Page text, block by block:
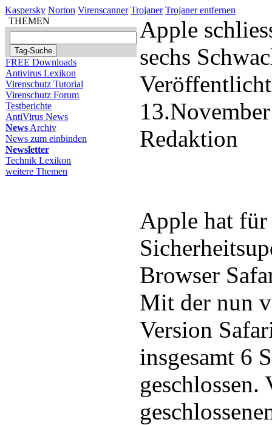
Kaspersky Norton Virenscanner Trojaner Trojaner entfernen
THEMEN
FREE Downloads
Antivirus Lexikon
Virenschutz Tutorial
Virenschutz Forum
Testberichte
AntiVirus News
News Archiv
News zum einbinden
Newsletter
Technik Lexikon
weitere Themen
Apple
sechs
Redaktion
Apple hat für
Browser
Mit der nun
Version
insgesamt 6
geschlossen.